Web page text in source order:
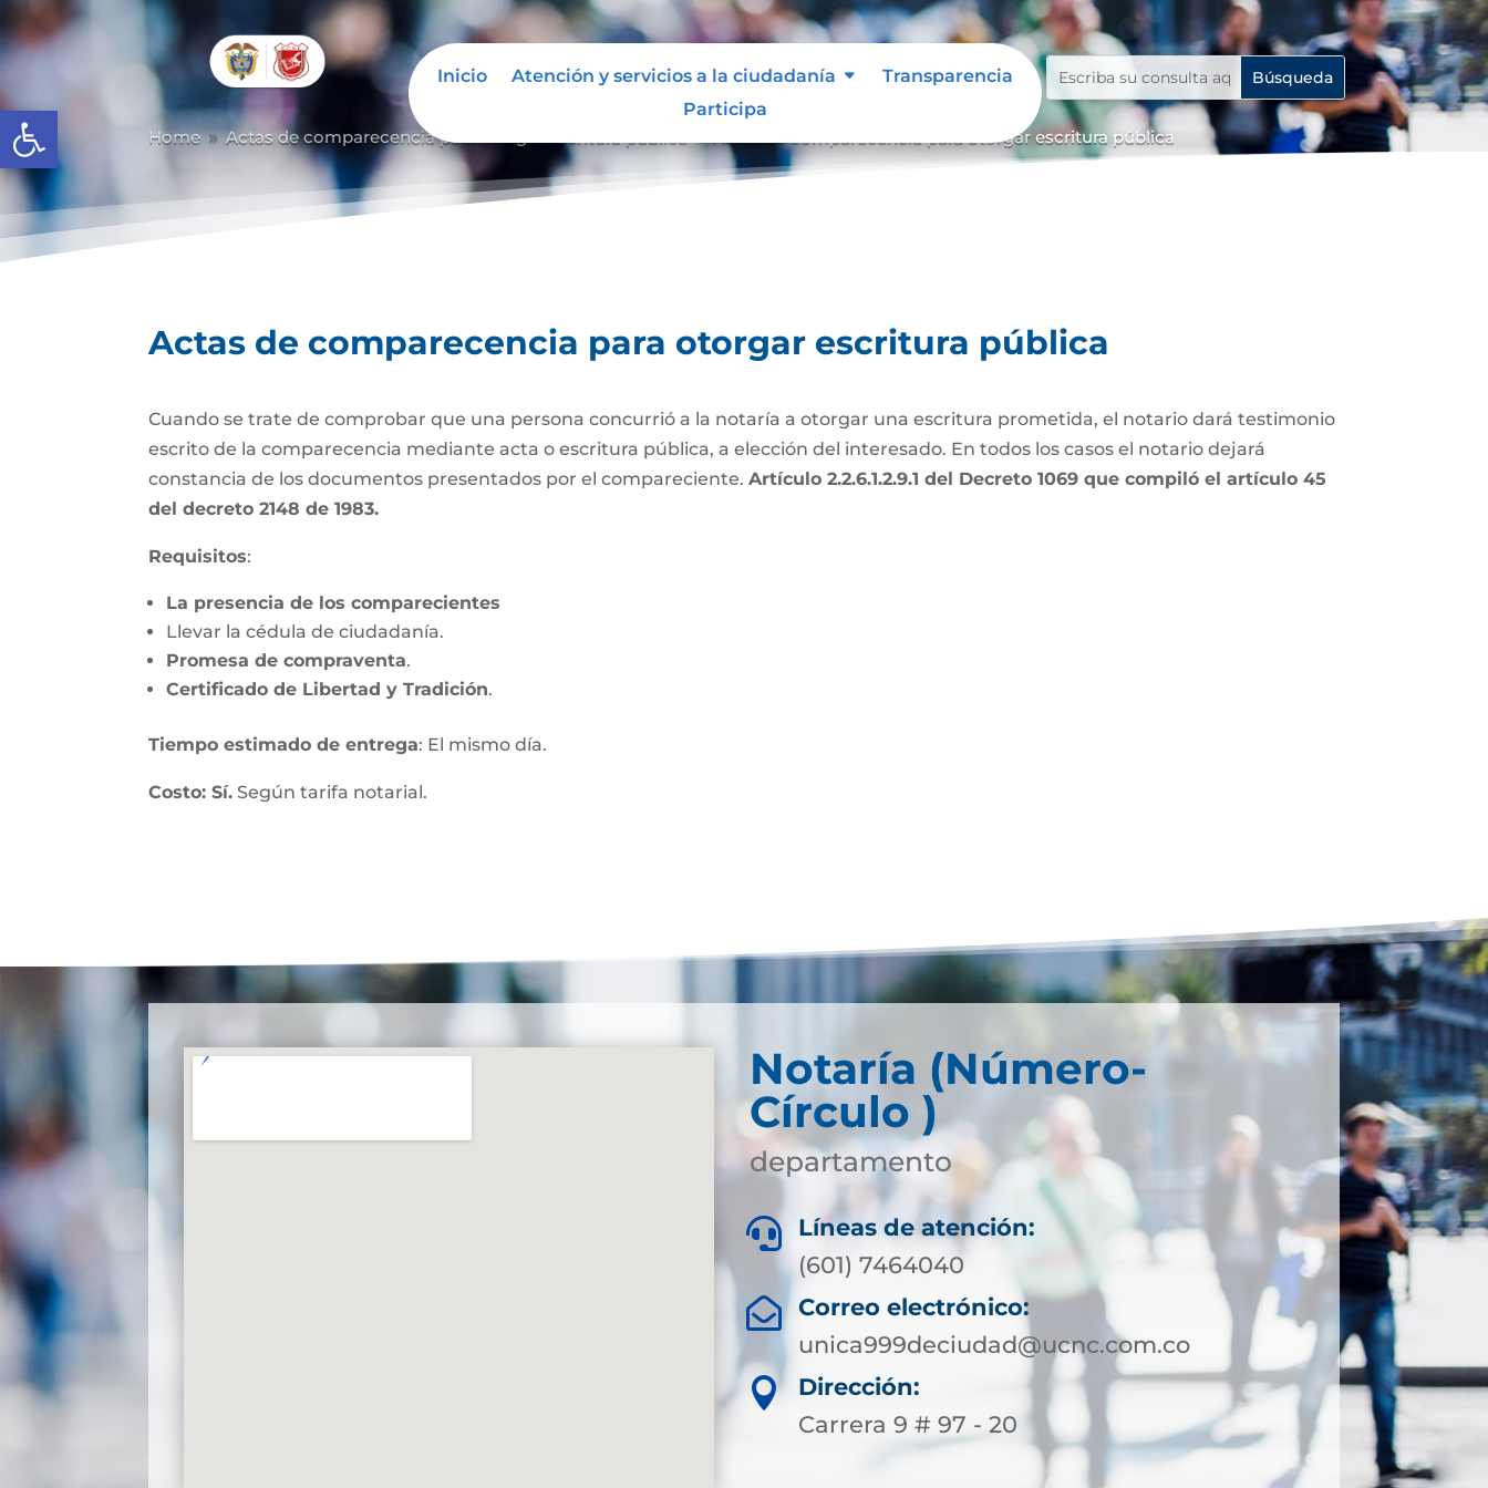
Abrir barra de herramientas
Inicio Atención y servicios a la ciudadanía
Transparencia
Participa
Home 9 Actas de comparecencia para otorgar escritura pública Actas de comparecencia para otorgar escritura pública
Actas de comparecencia para otorgar escritura pública
Cuando se trate de comprobar que una persona concurrió a la notaría a otorgar una escritura prometida, el notario dará testimonio
escrito de la comparecencia mediante acta o escritura pública, a elección del interesado. En todos los casos el notario dejará
constancia de los documentos presentados por el compareciente.Artículo 2.2.6.1.2.9.1 del Decreto 1069 que compiló el artículo 45
del decreto 2148 de 1983.
Requisitos:
La presencia de los comparecientes
Llevar la cédula de ciudadanía.
Promesa de compraventa.
Certificado de Libertad y Tradición.
Tiempo estimado de entrega: El mismo día.
Costo: Sí. Según tarifa notarial.
Notaría (Número-
Círculo )
departamento

Líneas de atención:
(601) 7464040

Correo electrónico:
unica999deciudad@ucnc.com.co

Dirección:
Carrera 9 # 97 - 20